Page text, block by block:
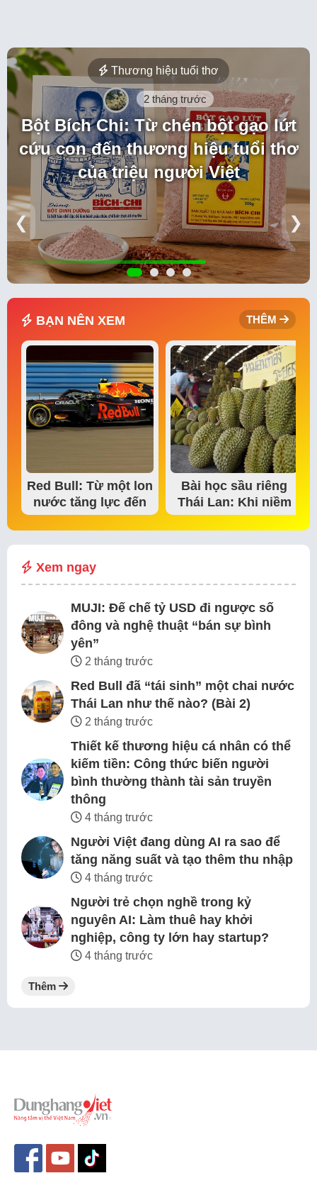
Thương hiệu tuổi thơ
2 tháng trước
Bột Bích Chi: Từ chén bột gạo lứt
cứu con đến thương hiệu tuổi thơ
của triệu người Việt
❮ ❯
BẠN NÊN XEM THÊM
Red Bull: Từ một lon
nước tăng lực đến
đế chế thể…
Bài học sầu riêng
Thái Lan: Khi niềm
tin thị trường bắt…
Xem ngay
MUJI: Đế chế tỷ USD đi ngược số
đông và nghệ thuật “bán sự bình
yên”
2 tháng trước
Red Bull đã “tái sinh” một chai nước
Thái Lan như thế nào? (Bài 2)
2 tháng trước
Thiết kế thương hiệu cá nhân có thể
kiếm tiền: Công thức biến người
bình thường thành tài sản truyền
thông
4 tháng trước
Người Việt đang dùng AI ra sao để
tăng năng suất và tạo thêm thu nhập
4 tháng trước
Người trẻ chọn nghề trong kỷ
nguyên AI: Làm thuê hay khởi
nghiệp, công ty lớn hay startup?
4 tháng trước
Thêm